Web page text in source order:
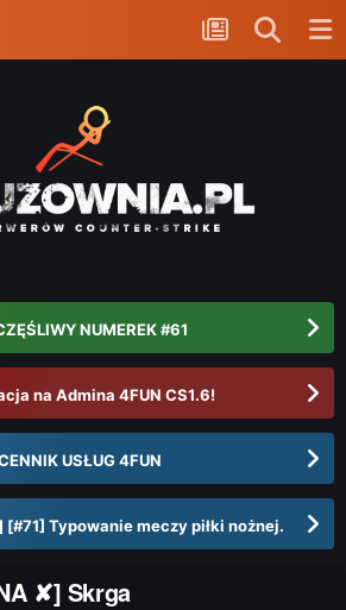
NUMEREK #61
na Admina 4FUN CS1.6!
USŁUG 4FUN
[#71] Typowanie meczy piłki nożnej.
✘] Skrga